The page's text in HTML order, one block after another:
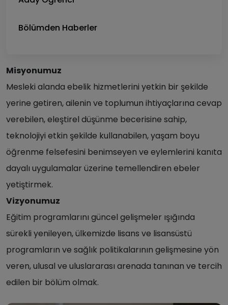
Misyonumuz
Mesleki alanda ebelik hizmetlerini yetkin bir şekilde
yerine getiren, ailenin ve toplumun ihtiyaçlarına cevap
verebilen, eleştirel düşünme becerisine sahip,
teknolojiyi etkin şekilde kullanabilen, yaşam boyu
öğrenme felsefesini benimseyen ve eylemlerini kanıta
dayalı uygulamalar üzerine temellendiren ebeler
yetiştirmek.
Vizyonumuz
Eğitim programlarını güncel gelişmeler ışığında
sürekli yenileyen, ülkemizde lisans ve lisansüstü
programların ve sağlık politikalarının gelişmesine yön
veren, ulusal ve uluslararası arenada tanınan ve tercih
edilen bir bölüm olmak.
Bölümden Haberler